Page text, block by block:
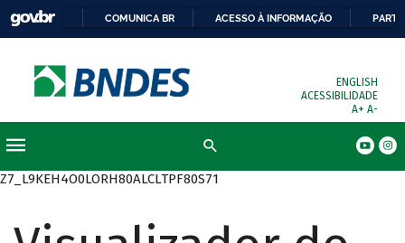
COMUNICA BR ACESSO À INFORMAÇÃO
ENGLISH
ACESSIBILIDADE
A+ A-
Z7_L9KEH4O0LORH80ALCLTPF80S71